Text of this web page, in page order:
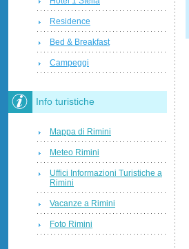
Residence
Bed & Breakfast
Campeggi
Info turistiche
Mappa di Rimini
Meteo Rimini
Uffici Informazioni Turistiche a
Rimini
Vacanze a Rimini
Foto Rimini